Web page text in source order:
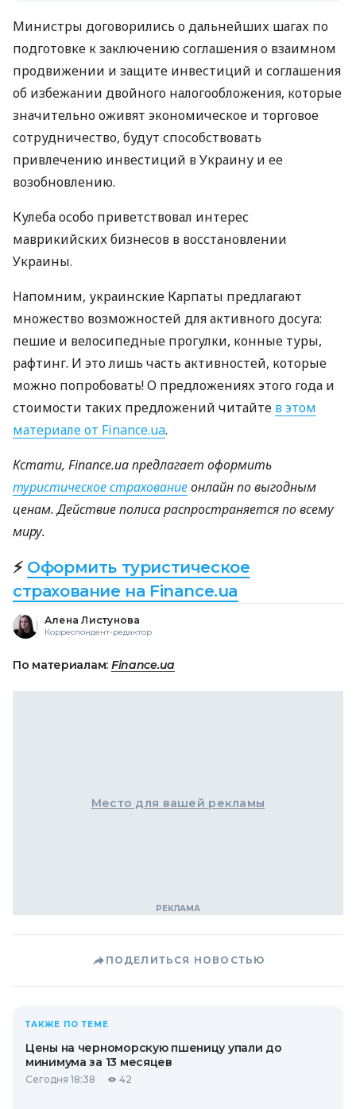
Министры договорились о дальнейших шагах по
подготовке к заключению соглашения о взаимном
продвижении и защите инвестиций и соглашения
об избежании двойного налогообложения, которые
значительно оживят экономическое и торговое
сотрудничество, будут способствовать
привлечению инвестиций в Украину и ее
возобновлению.
Кулеба особо приветствовал интерес
маврикийских бизнесов в восстановлении
Украины.
Напомним, украинские Карпаты предлагают
множество возможностей для активного досуга:
пешие и велосипедные прогулки, конные туры,
рафтинг. И это лишь часть активностей, которые
можно попробовать! О предложениях этого года и
стоимости таких предложений читайте в этом
материале от Finance.ua.
Кстати, Finance.ua предлагает оформить
туристическое страхованиеонлайн по выгодным
ценам. Действие полиса распространяется по всему
миру.
⚡ Оформить туристическое
страхование на Finance.ua
Алена Листунова
Корреспондент-редактор
По материалам: Finance.ua
Место для вашей рекламы
ПОДЕЛИТЬСЯ НОВОСТЬЮ
ТАКЖЕ ПО ТЕМЕ
Цены на черноморскую пшеницу упали до
минимума за 13 месяцев
Сегодня 18:38 42